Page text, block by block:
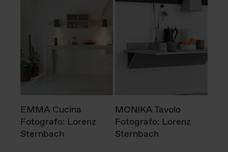
EMMA Cucina
Fotografo: Lorenz
Sternbach
MONIKA Tavolo
Fotografo: Lorenz
Sternbach